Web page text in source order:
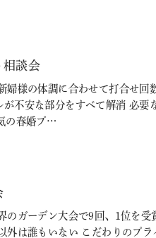
相談会
様の体調に合わせて打合せ回
不安な部分をすべて解消 必要
の春婚プ…
ガーデン大会で9回、1位を受
は誰もいない こだわりのプ